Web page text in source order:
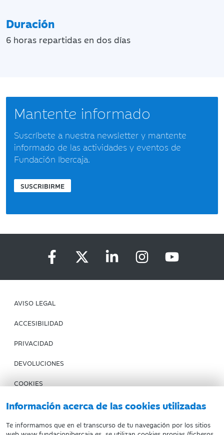
Información acerca de las cookies utilizadas
Te informamos que en el transcurso de tu navegación por los sitios
Duración
6 horas repartidas en dos días
Mantente informado
Suscríbete a nuestra newsletter y mantente
informado de las actividades y eventos de
Fundación Ibercaja.
SUSCRIBIRME
AVISO LEGAL
ACCESIBILIDAD
PRIVACIDAD
DEVOLUCIONES
COOKIES
CONDICIONES DE COMPRA
IBERCAJA BANCO